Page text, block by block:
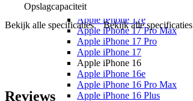
Apple iPhone Air
Apple iPhone 17e
Apple iPhone 17 Pro Max
Apple iPhone 17 Pro
Apple iPhone 17
Apple iPhone 16
Apple iPhone 16e
Apple iPhone 16 Pro Max
Apple iPhone 16 Plus
Opslagcapaciteit
Bekijk alle specificaties
Bekijk alle specificaties
Reviews